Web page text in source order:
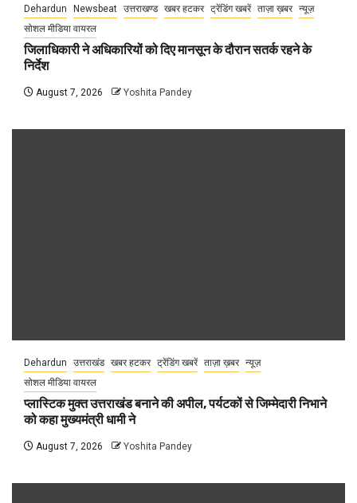
Dehardun Newsbeat उत्तराखण्ड खबर हटकर ट्रेंडिंग खबरें ताज़ा ख़बर न्यूज़
सोशल मीडिया वायरल
जिलाधिकारी ने अधिकारियों को दिए मानसून के दौरान सतर्क रहने के
निर्देश
August 7, 2026 Yoshita Pandey
Dehardun उत्तराखंड खबर हटकर ट्रेंडिंग खबरें ताज़ा ख़बर न्यूज़
सोशल मीडिया वायरल
प्लास्टिक मुक्त उत्तराखंड बनाने की अपील, पर्यटकों से जिम्मेदारी निभाने
को कहा मुख्यमंत्री धामी ने
August 7, 2026 Yoshita Pandey